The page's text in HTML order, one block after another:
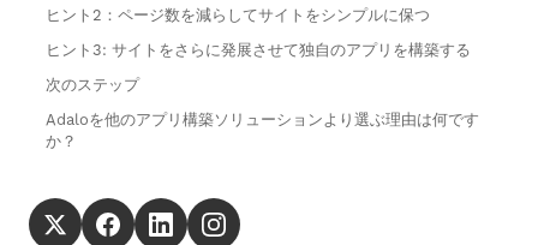
ヒント2：ページ数を減らしてサイトをシンプルに保つ
ヒント3: サイトをさらに発展させて独自のアプリを構築する
次のステップ
Adaloを他のアプリ構築ソリューションより選ぶ理由は何です
か？